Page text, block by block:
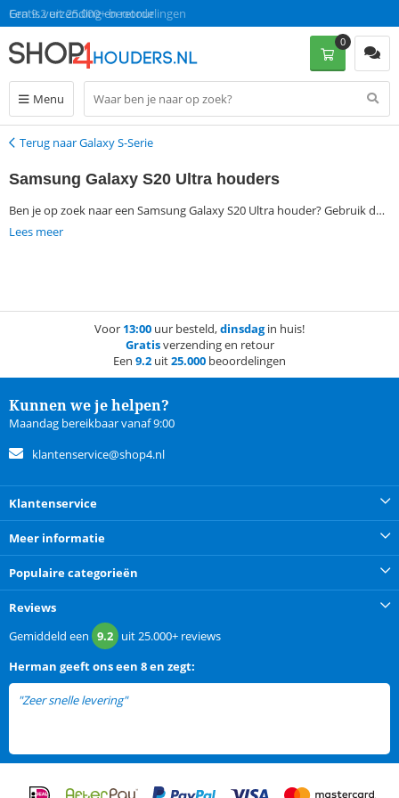
Gratis verzending en retour
Een 9.2 uit 25.000+ beoordelingen
Menu
0
Terug
Terug naar Galaxy S-Serie
Samsung Galaxy S20 Ultra houders
Ben je op zoek naar een Samsung Galaxy S20 Ultra houder? Gebruik dan
de filtermogelijkheden aan de linkerkant van deze pagina om jouw
Lees meer
Voor 13:00 uur besteld,dinsdagin huis!
Gratisverzending en retour
Een 9.2 uit25.000 beoordelingen
Kunnen we je helpen?
Maandag bereikbaar vanaf 9:00
klantenservice@shop4.nl
Klantenservice
Meer informatie
Populaire categorieën
Reviews
Gemiddeld een 9.2 uit25.000+ reviews
Herman geeft ons een 8 en zegt:
"Zeer snelle levering"